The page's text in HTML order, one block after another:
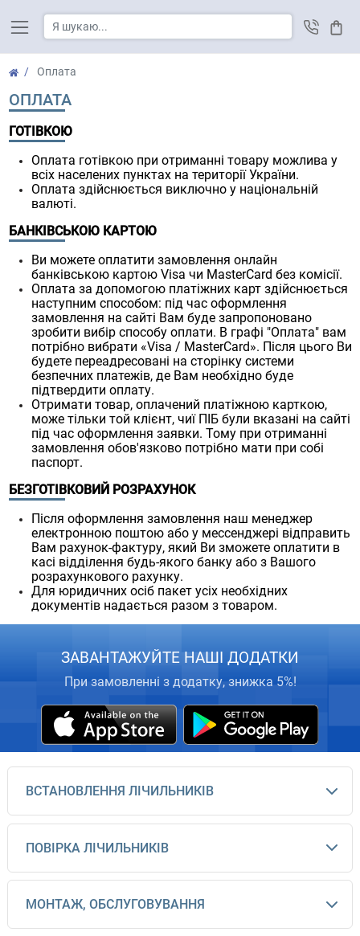
Оплата
ОПЛАТА
ГОТІВКОЮ
Оплата готівкою при отриманні товару можлива у
всіх населених пунктах на території України.
Оплата здійснюється виключно у національній
валюті.
БАНКІВСЬКОЮ КАРТОЮ
Ви можете оплатити замовлення онлайн
банківською картою Visa чи MasterCard без комісії.
Оплата за допомогою платіжних карт здійснюється
наступним способом: під час оформлення
замовлення на сайті Вам буде запропоновано
зробити вибір способу оплати. В графі "Оплата" вам
потрібно вибрати «Visa / MasterCard». Після цього Ви
будете переадресовані на сторінку системи
безпечних платежів, де Вам необхідно буде
підтвердити оплату.
Отримати товар, оплачений платіжною карткою,
може тільки той клієнт, чиї ПІБ були вказані на сайті
під час оформлення заявки. Тому при отриманні
замовлення обов'язково потрібно мати при собі
паспорт.
БЕЗГОТІВКОВИЙ РОЗРАХУНОК
Після оформлення замовлення наш менеджер
електронною поштою або у мессенджері відправить
Вам рахунок-фактуру, який Ви зможете оплатити в
касі відділення будь-якого банку або з Вашого
розрахункового рахунку.
Для юридичних осіб пакет усіх необхідних
документів надається разом з товаром.
ЗАВАНТАЖУЙТЕ НАШІ ДОДАТКИ
При замовленні з додатку, знижка 5%!
ВСТАНОВЛЕННЯ ЛІЧИЛЬНИКІВ
ПОВІРКА ЛІЧИЛЬНИКІВ
МОНТАЖ, ОБСЛУГОВУВАННЯ